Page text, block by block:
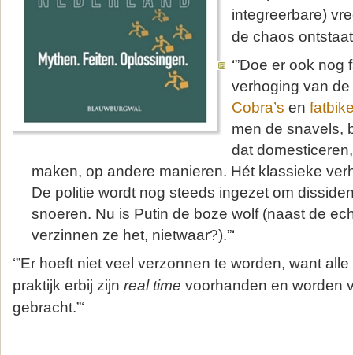
integreerbare)
de chaos ontstaat
‘”Doe er ook nog
verhoging van
Cobra’s en
men de snavels,
dat
maken, op andere manieren. Hét klassieke
De politie wordt nog steeds ingezet om
snoeren. Nu is Putin de boze wolf (naast de
verzinnen ze het, nietwaar?).”‘
‘”Er hoeft niet veel verzonnen te worden, want
praktijk erbij zijn real time voorhanden en worden
gebracht.”‘